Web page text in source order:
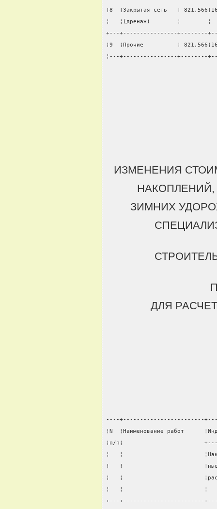
¦8  ¦Закрытая сеть   ¦
¦   ¦(дренаж)        ¦
+---+----------------+--------
¦9  ¦Прочие          ¦
¦---+----------------+--------
ИЗМЕНЕНИЯ
ЗИМНИХ
ДЛЯ
----+------------------------
¦N  ¦Наименование работ
¦п/п¦
¦   ¦                        ¦Наклад-
¦   ¦                        ¦ные
¦   ¦
¦   ¦                        ¦
+---+------------------------